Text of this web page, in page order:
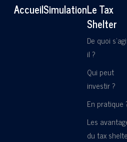
AccueilSimulationLe Tax
Shelter
De quoi
il ?
Qui peut
investir ?
En pratique
Les
du tax